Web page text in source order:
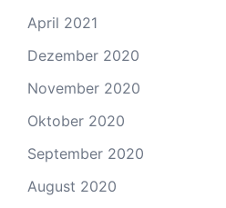
April 2021
Dezember 2020
November 2020
Oktober 2020
September 2020
August 2020